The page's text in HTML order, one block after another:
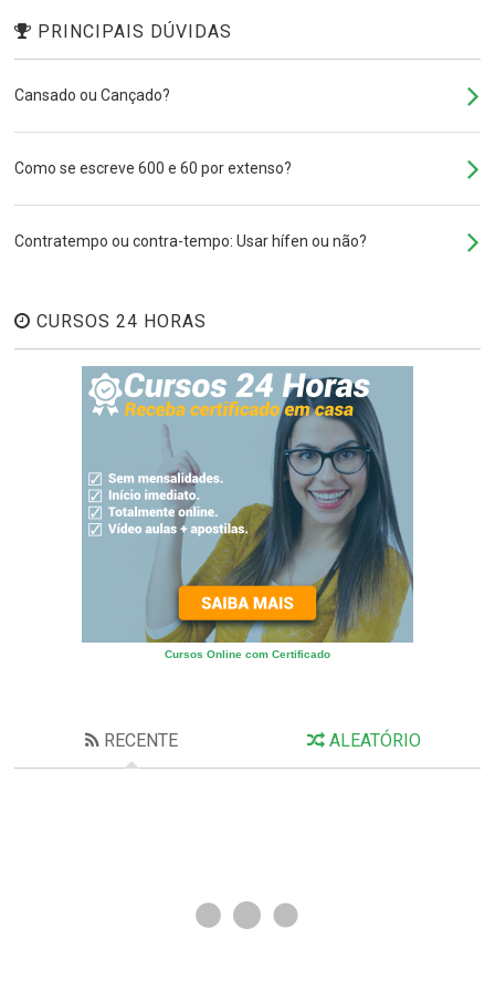
PRINCIPAIS DÚVIDAS
Cansado ou Cançado?
Como se escreve 600 e 60 por extenso?
Contratempo ou contra-tempo: Usar hífen ou não?
CURSOS 24 HORAS
Cursos Online com Certificado
RECENTE ALEATÓRIO